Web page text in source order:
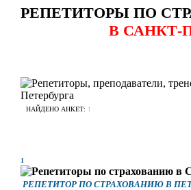
РЕПЕТИТОРЫ ПО
В САНКТ-
НАЙДЕНО АНКЕТ: 1
1
РЕПЕТИТОР ПО СТРАХОВАНИЮ В